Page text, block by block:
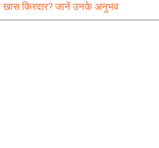
खास किरदार? जानें उनके अनुभव